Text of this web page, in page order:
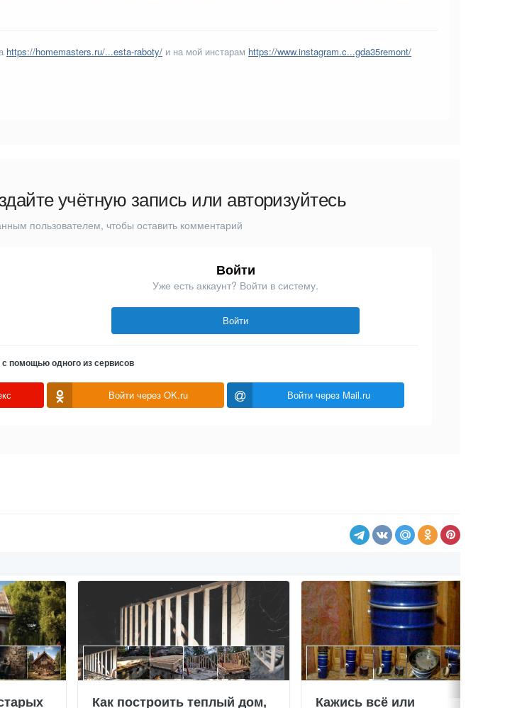
https://homemasters.ru/...esta-raboty/ и на мой инстарам https://www.instagram.c...gda35remont/
учётную запись или авторизуйтесь
пользователем, чтобы оставить комментарий
Войти
Уже есть аккаунт? Войти в систему.
Войти
помощью одного из сервисов
Войти через OK.ru Войти через Mail.ru
Как построить теплый дом,
Кажись всё или